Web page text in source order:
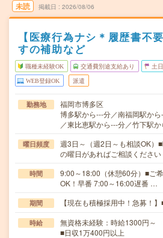
未読 掲載日 2026/08/06
【医療行為ナシ＊履歴書不
すの補助など
職種未経験OK 交通費別途支給あり 土
WEB登録OK 派遣
勤務地
福岡市博多区
博多駅から---分／南福岡駅か
／東比恵駅から---分／竹下駅
曜日頻度
週3日～（週2日～も相談OK）
の曜日があればご相談ください
時間
9:00～18:00（休憩60分）■ご
OK！早番 7:00～16:00遅番 …
期間 【現在も積極採用中！急募！
時給
無資格未経験：時給1300円
■日収1万400円以上